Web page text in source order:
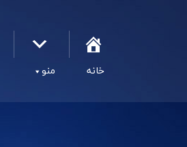
خانه منو